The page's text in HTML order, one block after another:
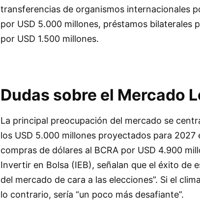
transferencias de organismos internacionales
por USD 5.000 millones, préstamos bilaterales
por USD 1.500 millones.
Dudas sobre el Mercado
La principal preocupación del mercado se
los USD 5.000 millones proyectados para
compras de dólares al BCRA por USD 4.900
Invertir en Bolsa (IEB), señalan que el éxito de
del mercado de cara a las elecciones”. Si el
lo contrario, sería “un poco más desafiante”.